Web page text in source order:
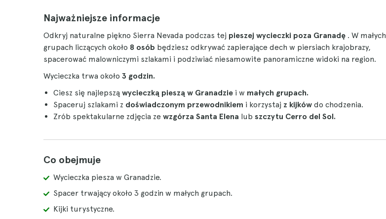
Najważniejsze informacje
Odkryj naturalne piękno Sierra Nevada podczas tej pieszej wycieczki poza Granadę . W małych
grupach liczących około 8 osób będziesz odkrywać zapierające dech w piersiach krajobrazy,
spacerować malowniczymi szlakami i podziwiać niesamowite panoramiczne widoki na region.
Wycieczka trwa około 3 godzin.
Ciesz się najlepszą wycieczką pieszą w Granadzie i w małych grupach.
Spaceruj szlakami z doświadczonym przewodnikiem i korzystaj z kijków do chodzenia.
Zrób spektakularne zdjęcia ze wzgórza Santa Elena lub szczytu Cerro del Sol.
Co obejmuje
Wycieczka piesza w Granadzie.
Spacer trwający około 3 godzin w małych grupach.
Kijki turystyczne.